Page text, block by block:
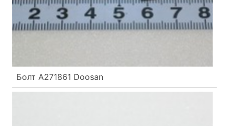
Болт A271861 Doosan